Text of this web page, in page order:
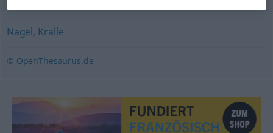
Nagel, Kralle
© OpenThesaurus.de